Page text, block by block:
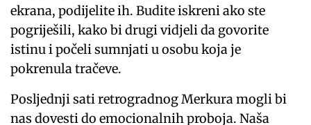
ekrana, podijelite ih. Budite iskreni ako ste
pogriješili, kako bi drugi vidjeli da govorite
istinu i počeli sumnjati u osobu koja je
pokrenula tračeve.
Posljednji sati retrogradnog Merkura mogli bi
nas dovesti do emocionalnih proboja. Naša